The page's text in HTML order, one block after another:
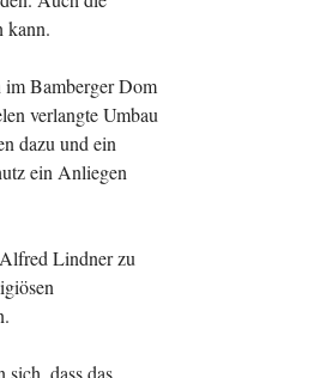
kann.
im Bamberger Dom
verlangte Umbau
dazu und ein
ein Anliegen
Lindner zu
dass das